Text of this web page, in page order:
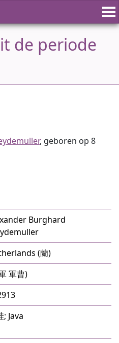
de periode
, geboren op 8
Burghard
(蘭)
軍曹)
; Java